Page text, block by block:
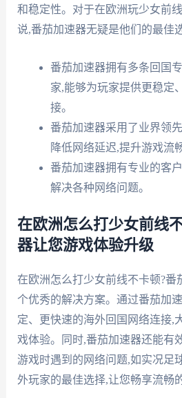
和稳定性。对于在欧洲玩少女前
说,番茄加速器无疑是他们的最佳
番茄加速器拥有多条回国
家,能够为玩家提供更稳定
接。
番茄加速器采用了业界领
降低网络延迟,提升游戏流
番茄加速器拥有专业的客
解决各种网络问题。
在欧洲怎么打少女前线
器让您游戏体验升级
在欧洲怎么打少女前线不卡顿?番
个优秀的解决方案。通过番茄加
定、更快速的海外回国网络连接,
戏体验。同时,番茄加速器还能有
游戏时遇到的网络问题,如实况足
外玩家的最佳选择,让您畅享流畅